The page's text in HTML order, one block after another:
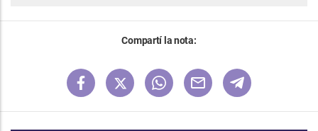
Compartí la nota: